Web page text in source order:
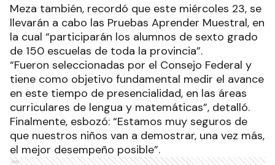
Meza también, recordó que este miércoles 23, se
llevarán a cabo las Pruebas Aprender Muestral, en
la cual “participarán los alumnos de sexto grado
de 150 escuelas de toda la provincia”.
“Fueron seleccionadas por el Consejo Federal y
tiene como objetivo fundamental medir el avance
en este tiempo de presencialidad, en las áreas
curriculares de lengua y matemáticas”, detalló.
Finalmente, esbozó: “Estamos muy seguros de
que nuestros niños van a demostrar, una vez más,
el mejor desempeño posible”.
Ads